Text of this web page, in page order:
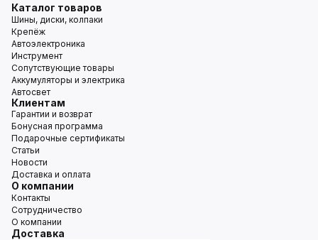
Каталог товаров
Шины, диски, колпаки
Крепёж
Автоэлектроника
Инструмент
Сопутствующие товары
Аккумуляторы и электрика
Автосвет
Клиентам
Гарантии и возврат
Бонусная программа
Подарочные сертификаты
Статьи
Новости
Доставка и оплата
О компании
Контакты
Сотрудничество
О компании
Доставка